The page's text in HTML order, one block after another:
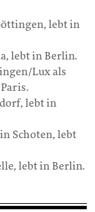
lebt in
lebt in Berlin.
Lux als
lebt in
Schoten, lebt
lebt in Berlin.